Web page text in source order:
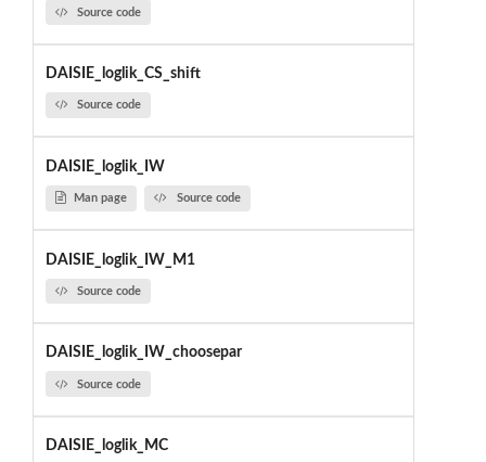
Source code
DAISIE_loglik_CS_shift
Source code
DAISIE_loglik_IW
Man page Source code
DAISIE_loglik_IW_M1
Source code
DAISIE_loglik_IW_choosepar
Source code
DAISIE_loglik_MC